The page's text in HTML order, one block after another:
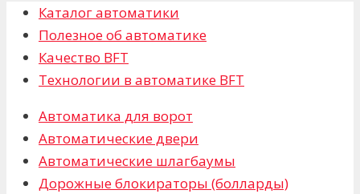
Каталог автоматики
Полезное об автоматике
Качество BFT
Технологии в автоматике BFT
Автоматика для ворот
Автоматические двери
Автоматические шлагбаумы
Дорожные блокираторы (болларды)